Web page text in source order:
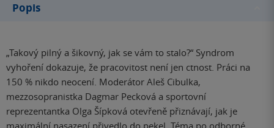
Popis
„Takový pilný a šikovný, jak se vám to stalo?“ Syndrom
vyhoření dokazuje, že pracovitost není jen ctnost. Práci na
150 % nikdo neocení. Moderátor Aleš Cibulka,
mezzosopranistka Dagmar Pecková a sportovní
reprezentantka Olga Šípková otevřeně přiznávají, jak je